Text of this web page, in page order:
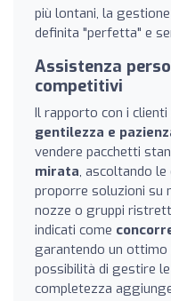
più lontani, la
definita "perfetta" e
Assistenza
competitivi
Il rapporto con i
gentilezza e
vendere pacchetti
mirata, ascoltando le
proporre soluzioni su
nozze o gruppi
indicati come
garantendo un
possibilità di gestire
completezza